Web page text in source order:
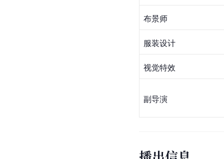
布景师
服装设计
视觉特效
副导演